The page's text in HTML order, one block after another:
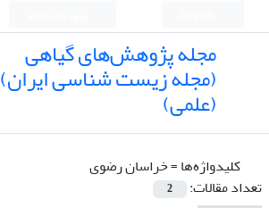
مجله پژوهش‌های گیاهی
(مجله زیست شناسی ایران)
(علمی)
کلیدواژه‌ها =خراسان رضوی
تعداد مقالات:
2